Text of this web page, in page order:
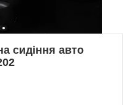
сидіння авто